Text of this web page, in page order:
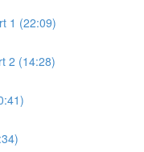
1 (22:09)
2 (14:28)